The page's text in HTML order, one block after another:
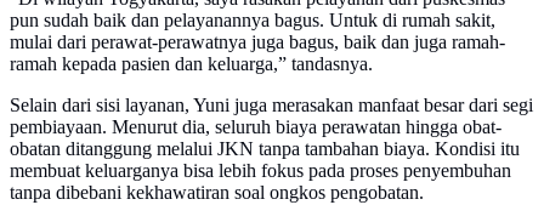
pun sudah baik dan pelayanannya bagus. Untuk di rumah sakit,
mulai dari perawat-perawatnya juga bagus, baik dan juga ramah-
ramah kepada pasien dan keluarga,” tandasnya.
Selain dari sisi layanan, Yuni juga merasakan manfaat besar dari segi
pembiayaan. Menurut dia, seluruh biaya perawatan hingga obat-
obatan ditanggung melalui JKN tanpa tambahan biaya. Kondisi itu
membuat keluarganya bisa lebih fokus pada proses penyembuhan
tanpa dibebani kekhawatiran soal ongkos pengobatan.